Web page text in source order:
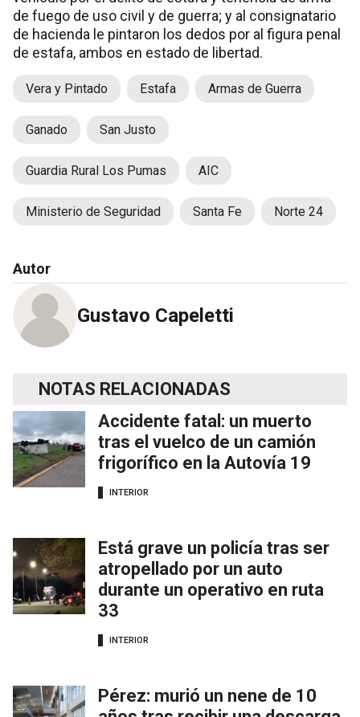
de fuego de uso civil y de guerra; y al consignatario
de hacienda le pintaron los dedos por al figura penal
de estafa, ambos en estado de libertad.
Vera y Pintado Estafa Armas de Guerra
Ganado San Justo
Guardia Rural Los Pumas AIC
Ministerio de Seguridad Santa Fe Norte 24
Autor
Gustavo Capeletti
NOTAS RELACIONADAS
Accidente fatal: un muerto
tras el vuelco de un camión
frigorífico en la Autovía 19
INTERIOR
Está grave un policía tras ser
atropellado por un auto
durante un operativo en ruta
33
INTERIOR
Pérez: murió un nene de 10